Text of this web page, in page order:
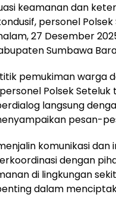
keamanan dan
personel Polsek
27 Desember
Sumbawa
pemukiman warga
Polsek Seteluk
langsung
pesan-
komunikasi dan
dengan
di lingkungan
dalam